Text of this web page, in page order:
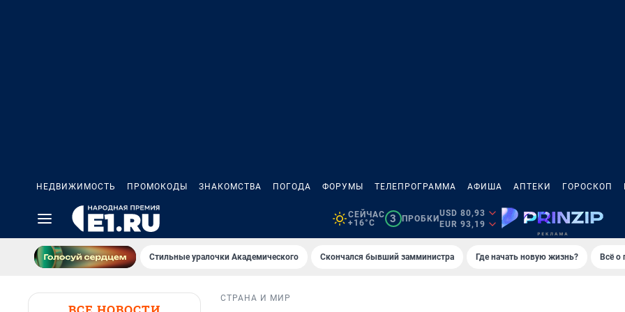
НЕДВИЖИМОСТЬ ПРОМОКОДЫ ЗНАКОМСТВА ПОГОДА ФОРУМЫ ТЕЛЕПРОГРАММА АФИША АПТЕКИ ГОРОСКОП
СЕЙЧАС
+16°C
3 ПРОБКИ
USD 80,93
EUR 93,19
Стильные уралочки Академического Скончался бывший замминистра Где начать новую жизнь? Всё о
СТРАНА И МИР